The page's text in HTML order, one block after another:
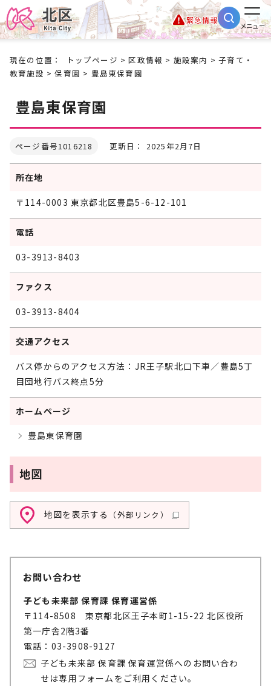
緊急情報
メニュー
現在の位置： トップページ >区政情報 > 施設案内 >子育て・
教育施設 >保育園 > 豊島東保育園
豊島東保育園
ページ番号1016218 更新日： 2025年2月7日
所在地
〒114-0003 東京都北区豊島5-6-12-101
電話
03-3913-8403
ファクス
03-3913-8404
交通アクセス
バス停からのアクセス方法：JR王子駅北口下車／豊島5丁
目団地行バス終点5分
ホームページ
豊島東保育園
地図
地図を表示する （外部リンク）
お問い合わせ
子ども未来部 保育課 保育運営係
〒114-8508 東京都北区王子本町1-15-22 北区役所
第一庁舎2階3番
電話：03-3908-9127
子ども未来部 保育課 保育運営係へのお問い合わ
せは専用フォームをご利用ください。